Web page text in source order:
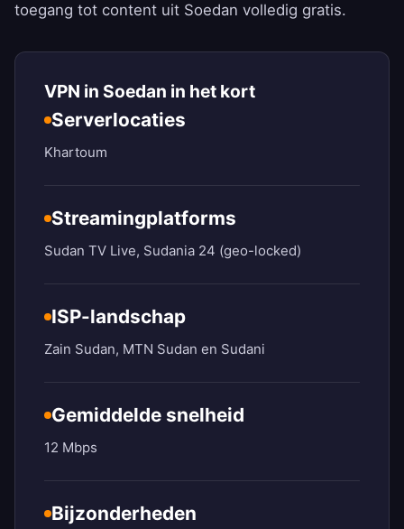
toegang tot content uit Soedan volledig gratis.
VPN in Soedan in het kort
Serverlocaties
Khartoum
Streamingplatforms
Sudan TV Live, Sudania 24 (geo-locked)
ISP-landschap
Zain Sudan, MTN Sudan en Sudani
Gemiddelde snelheid
12 Mbps
Bijzonderheden